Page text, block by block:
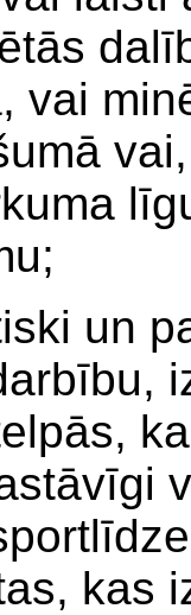
vai
un
kas